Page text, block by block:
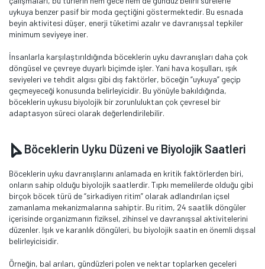
uykuya benzer pasif bir moda geçtiğini göstermektedir. Bu esnada
beyin aktivitesi düşer, enerji tüketimi azalır ve davranışsal tepkiler
minimum seviyeye iner.
İnsanlarla karşılaştırıldığında böceklerin uyku davranışları daha çok
döngüsel ve çevreye duyarlı biçimde işler. Yani hava koşulları, ışık
seviyeleri ve tehdit algısı gibi dış faktörler, böceğin “uykuya” geçip
geçmeyeceği konusunda belirleyicidir. Bu yönüyle bakıldığında,
böceklerin uykusu biyolojik bir zorunluluktan çok çevresel bir
adaptasyon süreci olarak değerlendirilebilir.
Böceklerin Uyku Düzeni ve Biyolojik Saatleri
Böceklerin uyku davranışlarını anlamada en kritik faktörlerden biri,
onların sahip olduğu biyolojik saatlerdir. Tıpkı memelilerde olduğu gibi
birçok böcek türü de “sirkadiyen ritim” olarak adlandırılan içsel
zamanlama mekanizmalarına sahiptir. Bu ritim, 24 saatlik döngüler
içerisinde organizmanın fiziksel, zihinsel ve davranışsal aktivitelerini
düzenler. Işık ve karanlık döngüleri, bu biyolojik saatin en önemli dışsal
belirleyicisidir.
Örneğin, bal arıları, gündüzleri polen ve nektar toplarken geceleri